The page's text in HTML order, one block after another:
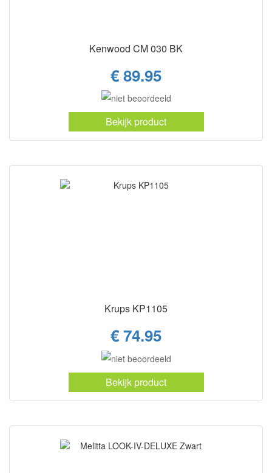
Kenwood CM 030 BK
€ 89.95
Bekijk product
Krups KP1105
€ 74.95
Bekijk product